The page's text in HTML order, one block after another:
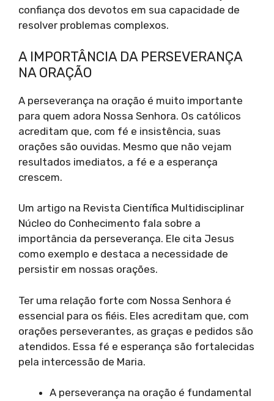
confiança dos devotos em sua capacidade de
resolver problemas complexos.
A IMPORTÂNCIA DA PERSEVERANÇA
NA ORAÇÃO
A perseverança na oração é muito importante
para quem adora Nossa Senhora. Os católicos
acreditam que, com fé e insistência, suas
orações são ouvidas. Mesmo que não vejam
resultados imediatos, a fé e a esperança
crescem.
Um artigo na Revista Científica Multidisciplinar
Núcleo do Conhecimento fala sobre a
importância da perseverança. Ele cita Jesus
como exemplo e destaca a necessidade de
persistir em nossas orações.
Ter uma relação forte com Nossa Senhora é
essencial para os fiéis. Eles acreditam que, com
orações perseverantes, as graças e pedidos são
atendidos. Essa fé e esperança são fortalecidas
pela intercessão de Maria.
A perseverança na oração é fundamental